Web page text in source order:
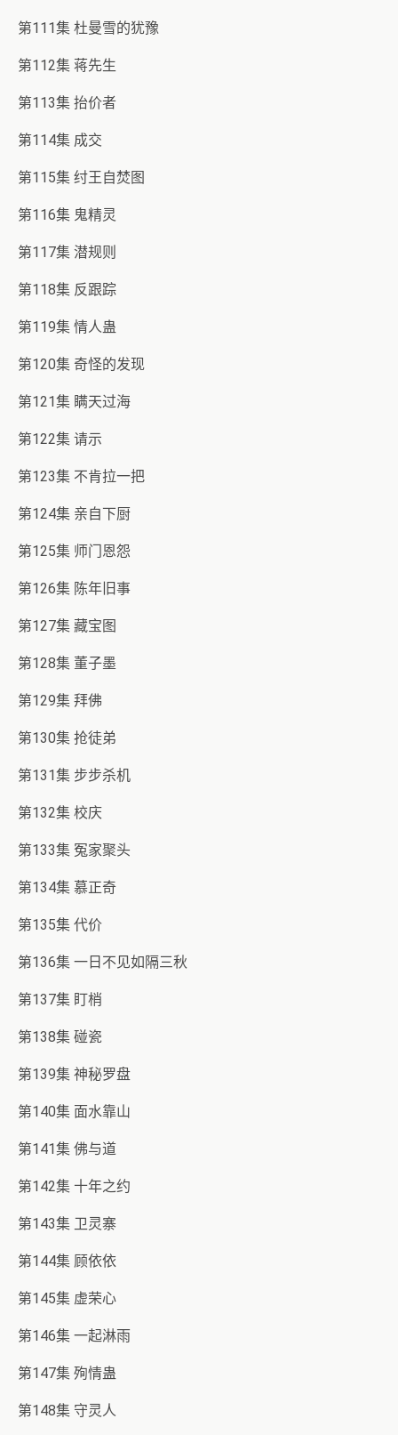
第111集 杜曼雪的犹豫
第112集 蒋先生
第113集 抬价者
第114集 成交
第115集 纣王自焚图
第116集 鬼精灵
第117集 潜规则
第118集 反跟踪
第119集 情人蛊
第120集 奇怪的发现
第121集 瞒天过海
第122集 请示
第123集 不肯拉一把
第124集 亲自下厨
第125集 师门恩怨
第126集 陈年旧事
第127集 藏宝图
第128集 董子墨
第129集 拜佛
第130集 抢徒弟
第131集 步步杀机
第132集 校庆
第133集 冤家聚头
第134集 慕正奇
第135集 代价
第136集 一日不见如隔三秋
第137集 盯梢
第138集 碰瓷
第139集 神秘罗盘
第140集 面水靠山
第141集 佛与道
第142集 十年之约
第143集 卫灵寨
第144集 顾依依
第145集 虚荣心
第146集 一起淋雨
第147集 殉情蛊
第148集 守灵人